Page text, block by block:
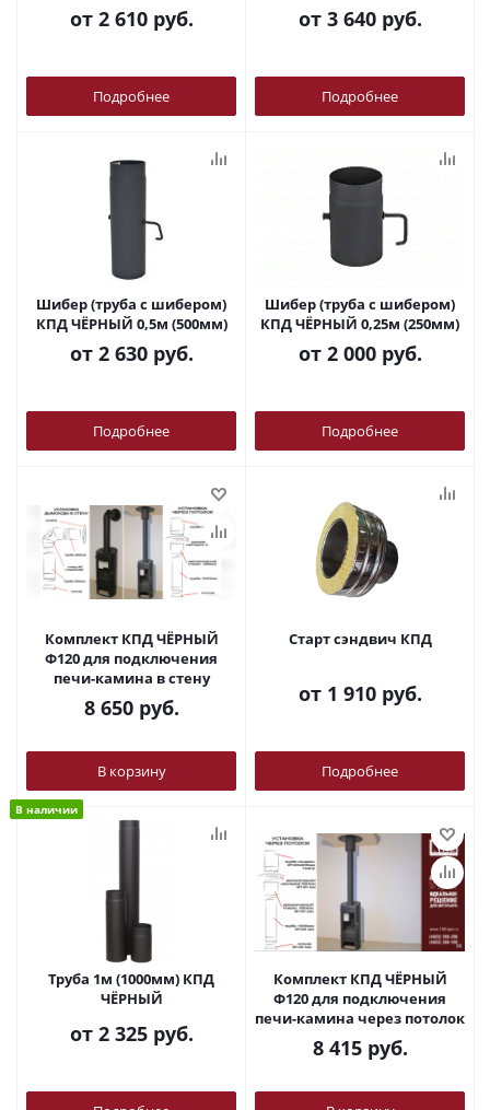
от 2 610 руб.
Подробнее
от 3 640 руб.
Подробнее
Шибер (труба с шибером)
КПД ЧЁРНЫЙ 0,5м (500мм)
от 2 630 руб.
Подробнее
Шибер (труба с шибером)
КПД ЧЁРНЫЙ 0,25м (250мм)
от 2 000 руб.
Подробнее
Комплект КПД ЧЁРНЫЙ
Ф120 для подключения
печи-камина в стену
8 650руб.
В корзину
Старт сэндвич КПД
от 1 910 руб.
Подробнее
В наличии
Труба 1м (1000мм) КПД
ЧЁРНЫЙ
от 2 325 руб.
Комплект КПД ЧЁРНЫЙ
Ф120 для подключения
печи-камина через потолок
8 415руб.